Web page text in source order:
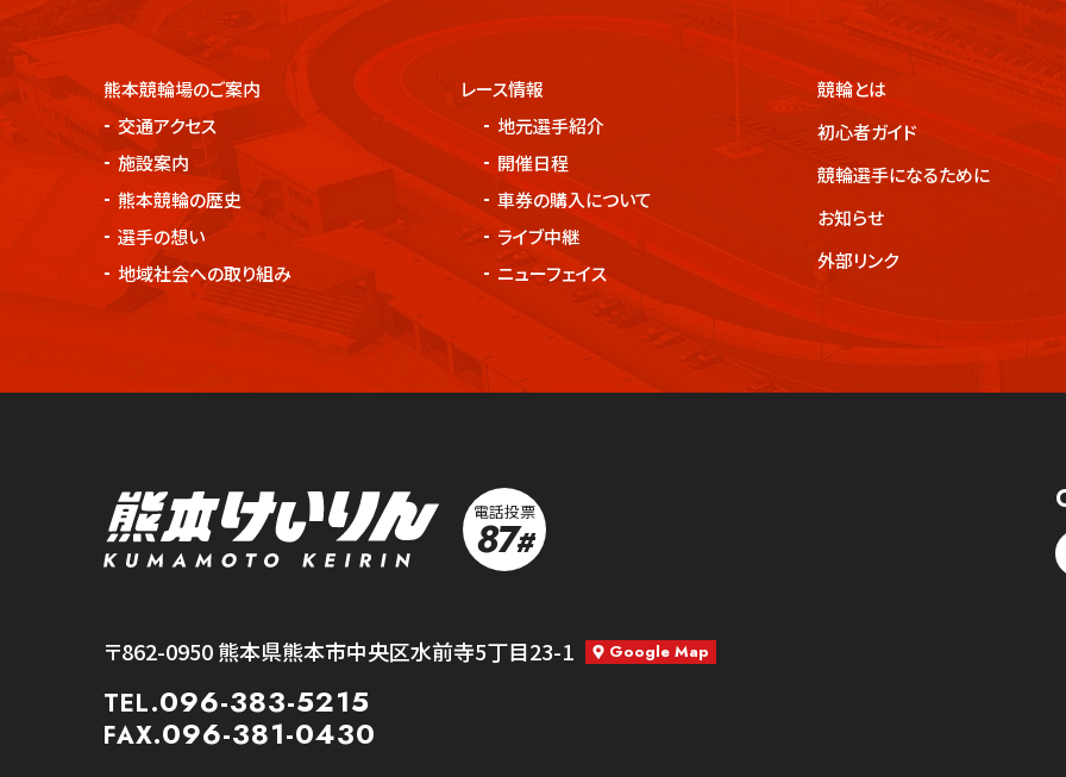
熊本競輪場のご案内
交通アクセス
施設案内
熊本競輪の歴史
選手の想い
地域社会への取り組み
レース情報
地元選手紹介
開催日程
車券の購入について
ライブ中継
ニューフェイス
競輪とは
初心者ガイド
競輪選手になるために
お知らせ
外部リンク
熊本競輪
電話投票
87#
〒862-0950熊本県熊本市中央区水前寺5丁目23-1 Google Map
TEL.096-383-5215
FAX.096-381-0430